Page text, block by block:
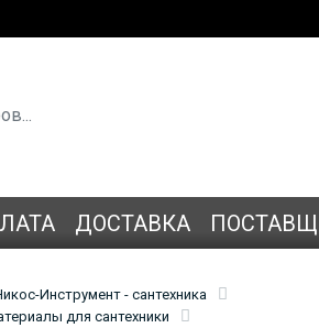
ДОСТАВКА
Инструмент - сантехника
для сантехники